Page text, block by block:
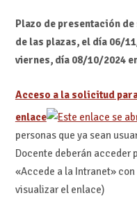
Plazo de presentación
de las plazas, el día 06/
viernes, día 08/10/2024
Acceso a la solicitud
enlace
personas que ya sean
Docente deberán acceder
«Accede a la Intranet»
visualizar el enlace)